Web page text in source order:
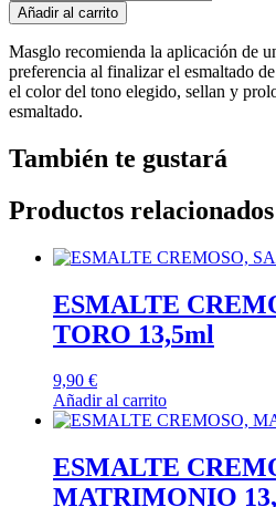
Añadir al carrito
Masglo recomienda la aplicación de
preferencia al finalizar el esmaltado
el color del tono elegido, sellan y
esmaltado.
También te gustará
Productos relacionados
ESMALTE
TORO 13,5ml
9,90 €
Añadir al carrito
ESMALTE
MATRIMONIO